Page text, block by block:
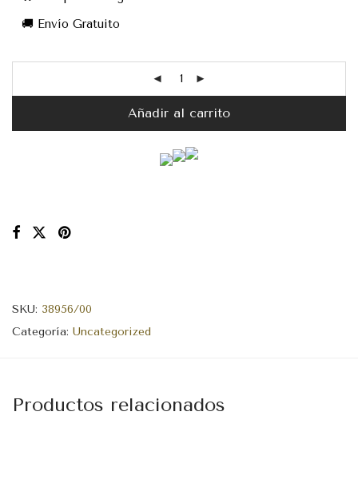
🚚 Envío Gratuito
Añadir al carrito
SKU: 38956/00
Categoría: Uncategorized
Productos relacionados